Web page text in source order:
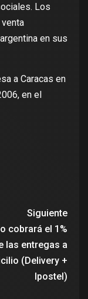
Los
en sus
a Caracas en
en el
Siguiente
cobrará el 1%
las entregas a
(Delivery +
Ipostel)